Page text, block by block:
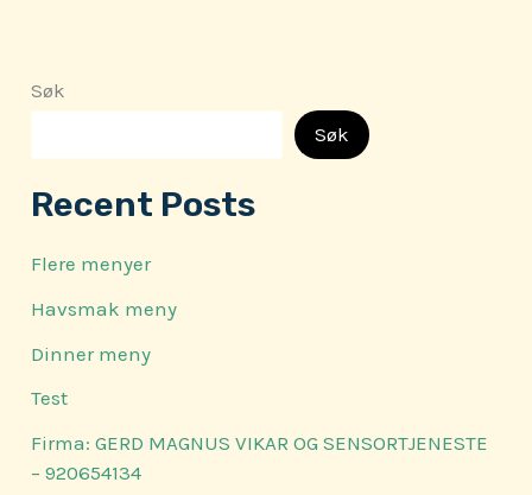
Søk
Søk
Recent Posts
Flere menyer
Havsmak meny
Dinner meny
Test
Firma: GERD MAGNUS VIKAR OG SENSORTJENESTE
– 920654134